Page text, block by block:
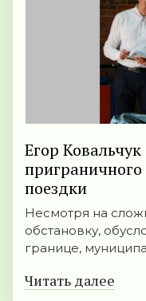
Егор
поездки
Несмотря на
обстановку,
границе,
Читать далее